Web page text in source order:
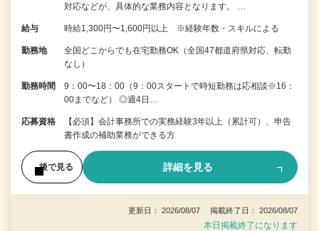
対応などが、具体的な業務内容となります。 …
給与 時給1,300円〜1,600円以上 ※経験年数・スキルによる
勤務地
全国どこからでも在宅勤務OK（全国47都道府県対応、転勤
なし）
勤務時間
9：00〜18：00（9：00スタートで時短勤務は応相談※16：
00までなど） ◎週4日…
応募資格
【必須】会計事務所での実務経験3年以上（累計可）、申告
書作成の補助業務ができる方
後で見る 詳細を見る
更新日： 2026/08/07 掲載終了日： 2026/08/07
本日掲載終了になります